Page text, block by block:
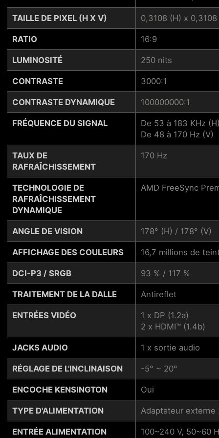
TAILLE DE PIXEL (H X V)
RATIO
LUMINOSITÉ
CONTRASTE
CONTRASTE DYNAMIQUE
FRÉQUENCE DU SIGNAL
TAUX DE
RAFRAÎCHISSEMENT
TECHNOLOGIE DE
RAFRAÎCHISSEMENT
DYNAMIQUE
ANGLE DE VISION
AFFICHAGE DES COULEURS
DCI-P3 / SRGB
TRAITEMENT DE LA DALLE
ENTRÉES VIDÉO
JACKS AUDIO
RÉGLAGE DE L'INCLINAISON
ENCOCHE KENSINGTON
TYPE D'ALIMENTATION
ENTRÉE ALIMENTATION
0,3108 (H) x 0,3108
16:9
250 nits
3000:1
100000000:1
De 53 à 183 KHz (H)
De 48 à 170 Hz (V)
170 Hz
AMD FreeSync
178° (H) / 178° (V)
16,7 millions de
93 % / 117 %
Antireflet
1 x DP (1.2a)
2 x HDMI™ (1.4b)
1 x sortie audio
-5° ~ 20°
Oui
Adaptateur externe
100~240 V, 50~60